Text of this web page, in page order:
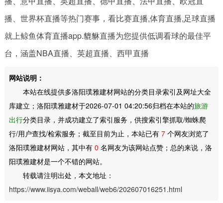
播、世界杯直播等热门赛事，看比赛直播,体育直播,足球直播
就上鲸鱼体育直播app.貔貅直播为您提供低调看球的最佳平
台，涵盖NBA直播、英超直播、西甲直播
网站说明：
本站在线提供多洛阳璞雅建材网站的分类目录索引及网址大全
库建立；洛阳璞雅建材于2026-07-01 04:20:56归档在本站的旅游
出行分类目录，并成功建立了索引服务，供搜索引擎抓取/蜘蛛爬
行/用户查找/检索服务；截至目前为止，本站已有 7个网友浏览了
洛阳璞雅建材网站，其中有 0 名网友为该网站点赞；总的来说，洛
阳璞雅建材是一个不错的网站。
转载请注明出处，本文地址：
https://www.iisya.com/weball/web6/202607016251.html